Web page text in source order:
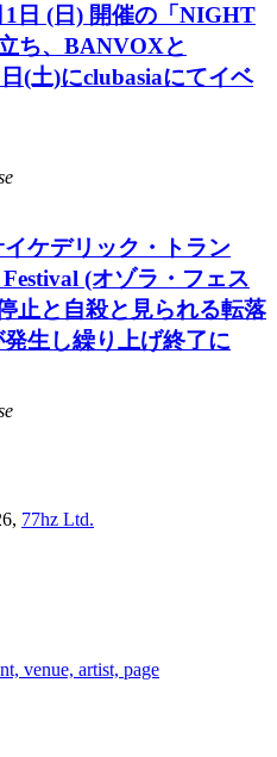
1日 (日) 開催の「NIGHT
ち、BANVOXと
(土)にclubasiaにてイベ
ケデリック・トラン
(オゾラ・フェス
止と自殺と見られる転落
生し繰り上げ終了に
77hz Ltd.
venue, artist, page